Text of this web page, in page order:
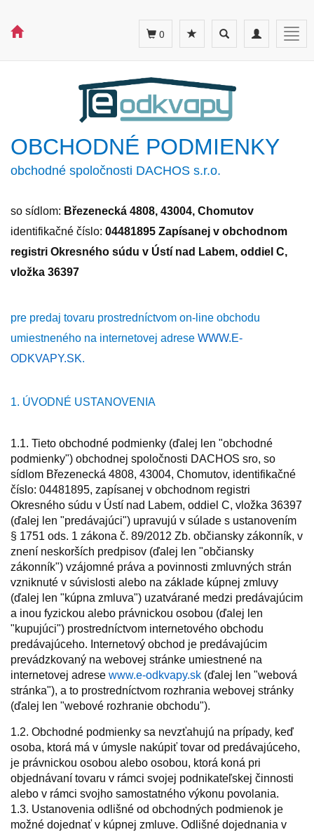
Toggle
navigation
Toggle
search
0
OBCHODNÉ PODMIENKY
obchodné spoločnosti DACHOS s.r.o.
so sídlom: Březenecká 4808, 43004, Chomutov
identifikačné číslo: 04481895 Zapísanej v obchodnom
registri Okresného súdu v Ústí nad Labem, oddiel C,
vložka 36397
pre predaj tovaru prostredníctvom on-line obchodu
umiestneného na internetovej adrese WWW.E-
ODKVAPY.SK.
1. ÚVODNÉ USTANOVENIA
1.1. Tieto obchodné podmienky (ďalej len "obchodné
podmienky") obchodnej spoločnosti DACHOS sro, so
sídlom Březenecká 4808, 43004, Chomutov, identifikačné
číslo: 04481895, zapísanej v obchodnom registri
Okresného súdu v Ústí nad Labem, oddiel C, vložka 36397
(ďalej len "predávajúci") upravujú v súlade s ustanovením
§ 1751 ods. 1 zákona č. 89/2012 Zb. občiansky zákonník, v
znení neskorších predpisov (ďalej len "občiansky
zákonník") vzájomné práva a povinnosti zmluvných strán
vzniknuté v súvislosti alebo na základe kúpnej zmluvy
(ďalej len "kúpna zmluva") uzatvárané medzi predávajúcim
a inou fyzickou alebo právnickou osobou (ďalej len
"kupujúci") prostredníctvom internetového obchodu
predávajúceho. Internetový obchod je predávajúcim
prevádzkovaný na webovej stránke umiestnené na
internetovej adrese www.e-odkvapy.sk (ďalej len "webová
stránka"), a to prostredníctvom rozhrania webovej stránky
(ďalej len "webové rozhranie obchodu").
1.2. Obchodné podmienky sa nevzťahujú na prípady, keď
osoba, ktorá má v úmysle nakúpiť tovar od predávajúceho,
je právnickou osobou alebo osobou, ktorá koná pri
objednávaní tovaru v rámci svojej podnikateľskej činnosti
alebo v rámci svojho samostatného výkonu povolania.
1.3. Ustanovenia odlišné od obchodných podmienok je
možné dojednať v kúpnej zmluve. Odlišné dojednania v